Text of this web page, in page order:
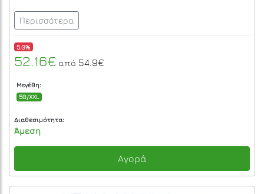
Περισσότερα
5.0%
52.16€ από 54.9€
Μεγέθη:
50/XXL
Διαθεσιμότητα:
Άμεση
Αγορά